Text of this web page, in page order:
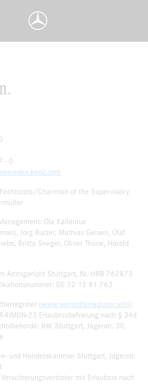
- 0
benz.com
Chairman of the Supervisory
Ola Källenius
Jörg Burzer, Mathias Geisen, Olaf
Britta Seeger, Oliver Thöne, Harald
Amtsgericht Stuttgart, Nr. HRB 762873
DE 32 12 81 763
(www.vermittlerregister.info):
4IM0N-23 Erlaubnisbefreiung nach § 34d
IHK Stuttgart, Jägerstr. 30,
und Handelskammer Stuttgart, Jägerstr.
mit Erlaubnis nach